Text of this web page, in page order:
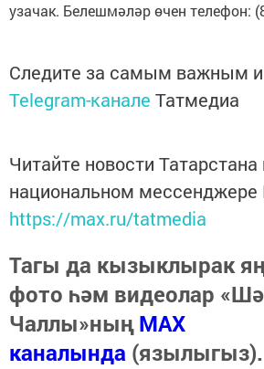
узачак. Белешмәләр өчен телефон:
Следите за самым важным
Telegram-канале Татмедиа
Читайте новости Татарстана
национальном мессенджере
https://max.ru/tatmedia
Тагы да кызыклырак
фото һәм видеолар
Чаллы»ныңMAX
каналында (язылыгыз).